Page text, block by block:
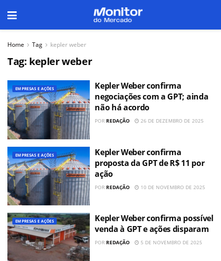
Home Tag kepler weber
Tag: kepler weber
EMPRESAS E AÇÕES
Kepler Weber confirma
negociações com a GPT; ainda
não há acordo
POR REDAÇÃO 26 DE DEZEMBRO DE 2025
EMPRESAS E AÇÕES
Kepler Weber confirma
proposta da GPT de R$ 11 por
ação
POR REDAÇÃO 10 DE NOVEMBRO DE 2025
EMPRESAS E AÇÕES
Kepler Weber confirma possível
venda à GPT e ações disparam
POR REDAÇÃO 5 DE NOVEMBRO DE 2025